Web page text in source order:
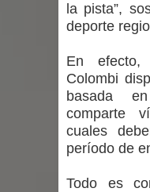
la pista”,
deporte
En efecto,
Colombi
basada
comparte
cuales
período de
Todo es